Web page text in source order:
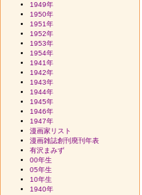
1949年
1950年
1951年
1952年
1953年
1954年
1941年
1942年
1943年
1944年
1945年
1946年
1947年
漫画家リスト
漫画雑誌創刊廃刊年表
有沢まみず
00年生
05年生
10年生
1940年